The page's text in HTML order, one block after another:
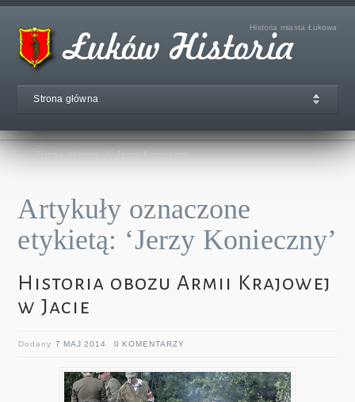
Historia miasta Łukowa
Strona główna
Strona główna Jerzy Konieczny
Artykuły oznaczone
etykietą: ‘Jerzy Konieczny’
Historia obozu Armii Krajowej
w Jacie
Dodany7 MAJ 2014 0 KOMENTARZY